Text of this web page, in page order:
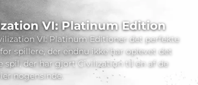
VI: Platinum Edition
VI: Platinum Editioner det perfekte
spillere, der endnu ikke har oplevet det
spil, der har gjort Civilization til en af de
nogensinde.